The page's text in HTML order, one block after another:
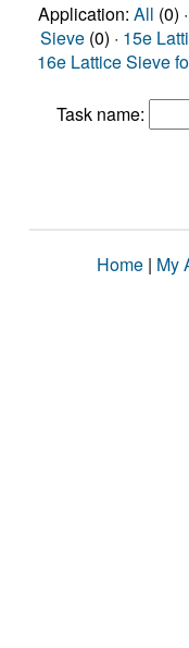
Application: All (0) ·
Sieve (0) · 15e
16e Lattice Sieve
Task name:
Home | My